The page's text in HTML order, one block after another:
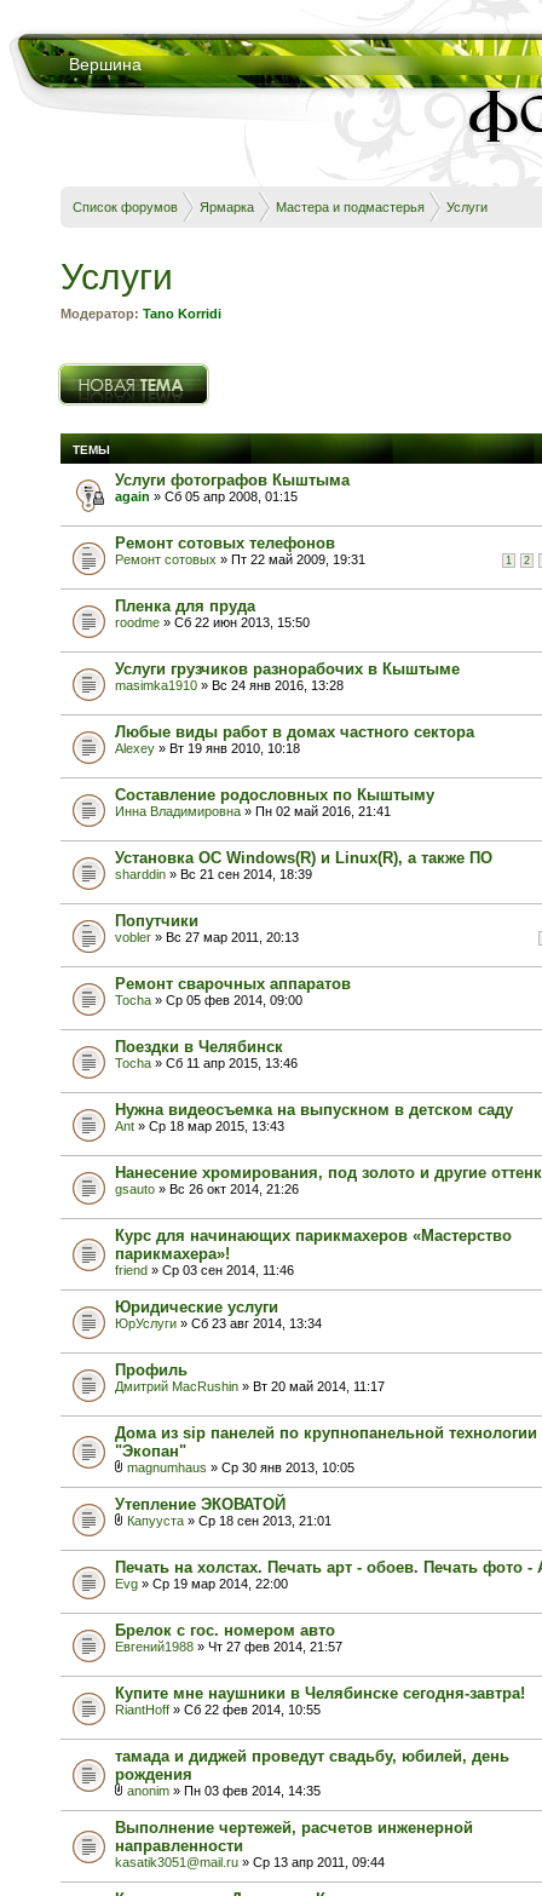
Вершина
Список форумов Ярмарка Мастера и подмастерья Услуги
Услуги
Модератор: Tano Korridi
Новая тема
ТЕМЫ
Услуги фотографов Кыштыма
again » Сб 05 апр 2008, 01:15
Ремонт сотовых телефонов
1 2
Ремонт сотовых » Пт 22 май 2009, 19:31
Пленка для пруда
roodme » Сб 22 июн 2013, 15:50
Услуги грузчиков разнорабочих в Кыштыме
masimka1910 » Вс 24 янв 2016, 13:28
Любые виды работ в домах частного сектора
Alexey » Вт 19 янв 2010, 10:18
Составление родословных по Кыштыму
Инна Владимировна » Пн 02 май 2016, 21:41
Установка ОС Windows(R) и Linux(R), а также ПО
sharddin » Вс 21 сен 2014, 18:39
Попутчики
vobler » Вс 27 мар 2011, 20:13
Ремонт сварочных аппаратов
Tocha » Ср 05 фев 2014, 09:00
Поездки в Челябинск
Tocha » Сб 11 апр 2015, 13:46
Нужна видеосъемка на выпускном в детском саду
Ant » Ср 18 мар 2015, 13:43
Нанесение хромирования, под золото и другие
gsauto » Вс 26 окт 2014, 21:26
Курс для начинающих парикмахеров «Мастерство
парикмахера»!
friend » Ср 03 сен 2014, 11:46
Юридические услуги
ЮрУслуги » Сб 23 авг 2014, 13:34
Профиль
Дмитрий MacRushin » Вт 20 май 2014, 11:17
Дома из sip панелей по крупнопанельной технологии
"Экопан"
magnumhaus » Ср 30 янв 2013, 10:05
Утепление ЭКОВАТОЙ
Капууста » Ср 18 сен 2013, 21:01
Печать на холстах. Печать арт - обоев. Печать фото -
Evg » Ср 19 мар 2014, 22:00
Брелок с гос. номером авто
Евгений1988 » Чт 27 фев 2014, 21:57
Купите мне наушники в Челябинске сегодня-завтра!
RiantHoff » Сб 22 фев 2014, 10:55
тамада и диджей проведут свадьбу, юбилей, день
рождения
anonim » Пн 03 фев 2014, 14:35
Выполнение чертежей, расчетов инженерной
направленности
kasatik3051@mail.ru » Ср 13 апр 2011, 09:44